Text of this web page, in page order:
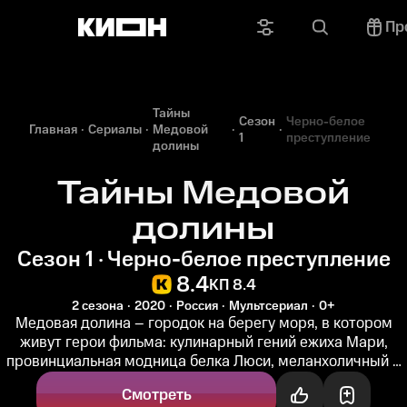
Главная Сериалы
Тайны
Медовой
долины
Сезон
1
Черно-белое
преступление
Тайны Медовой
долины
Сезон 1 · Черно-белое преступление
8.4КП 8.4
2 сезона 2020 Россия Мультсериал 0+
Медовая долина – городок на берегу моря, в котором
живут герои фильма: кулинарный гений ежиха Мари,
провинциальная модница белка Люси, меланхоличный и
добрый медвежонок Фил и...
Смотреть